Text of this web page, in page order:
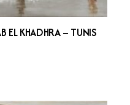
KHADHRA – TUNIS